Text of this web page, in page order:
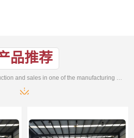
品推荐
Development, design, production and sales in one of the manufacturing enterprises